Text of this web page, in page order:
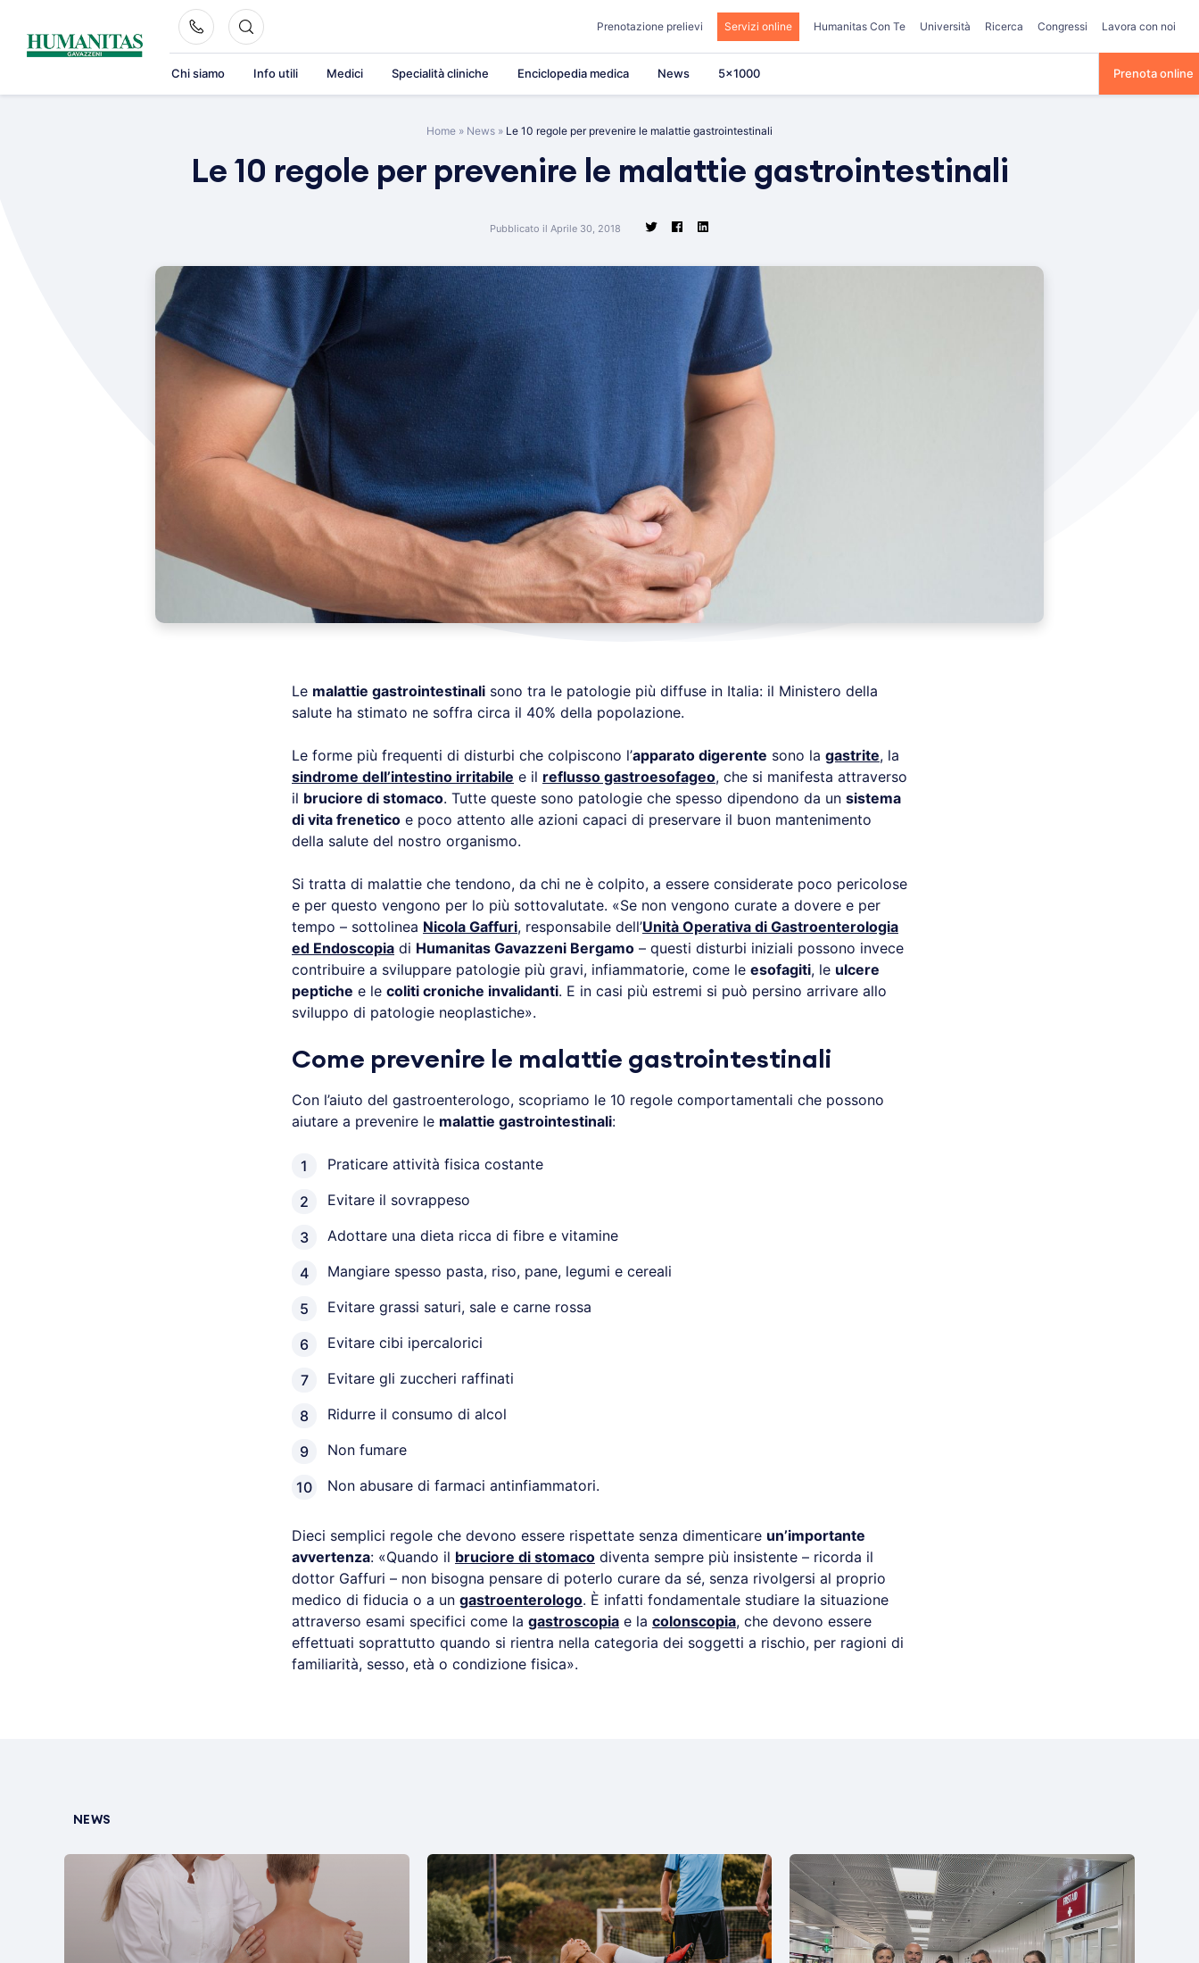
content
Prenotazione prelievi Servizi online Humanitas Con Te Università Ricerca Congressi Lavora con noi
Chi siamo Info utili Medici Specialità cliniche Enciclopedia medica News 5×1000 Prenota online
Home » News » Le 10 regole per prevenire le malattie gastrointestinali
Le 10 regole per prevenire le malattie gastrointestinali
Pubblicato il Aprile 30, 2018
Le malattie gastrointestinali sono tra le patologie più diffuse in Italia: il Ministero della
salute ha stimato ne soffra circa il 40% della popolazione.
Le forme più frequenti di disturbi che colpiscono l’apparato digerente sono la gastrite, la
sindrome dell’intestino irritabile e il reflusso gastroesofageo, che si manifesta attraverso
il bruciore di stomaco. Tutte queste sono patologie che spesso dipendono da un sistema
di vita frenetico e poco attento alle azioni capaci di preservare il buon mantenimento
della salute del nostro organismo.
Si tratta di malattie che tendono, da chi ne è colpito, a essere considerate poco pericolose
e per questo vengono per lo più sottovalutate. «Se non vengono curate a dovere e per
tempo – sottolinea Nicola Gaffuri, responsabile dell’Unità Operativa di Gastroenterologia
ed Endoscopia di Humanitas Gavazzeni Bergamo – questi disturbi iniziali possono invece
contribuire a sviluppare patologie più gravi, infiammatorie, come le esofagiti, le ulcere
peptiche e le coliti croniche invalidanti. E in casi più estremi si può persino arrivare allo
sviluppo di patologie neoplastiche».
Come prevenire le malattie gastrointestinali
Con l’aiuto del gastroenterologo, scopriamo le 10 regole comportamentali che possono
aiutare a prevenire le malattie gastrointestinali:
Praticare attività fisica costante
Evitare il sovrappeso
Adottare una dieta ricca di fibre e vitamine
Mangiare spesso pasta, riso, pane, legumi e cereali
Evitare grassi saturi, sale e carne rossa
Evitare cibi ipercalorici
Evitare gli zuccheri raffinati
Ridurre il consumo di alcol
Non fumare
Non abusare di farmaci antinfiammatori.
Dieci semplici regole che devono essere rispettate senza dimenticare un’importante
avvertenza: «Quando il bruciore di stomaco diventa sempre più insistente – ricorda il
dottor Gaffuri – non bisogna pensare di poterlo curare da sé, senza rivolgersi al proprio
medico di fiducia o a un gastroenterologo. È infatti fondamentale studiare la situazione
attraverso esami specifici come la gastroscopia e la colonscopia, che devono essere
effettuati soprattutto quando si rientra nella categoria dei soggetti a rischio, per ragioni di
familiarità, sesso, età o condizione fisica».
NEWS